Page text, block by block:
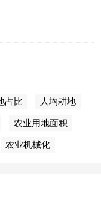
占比 人均耕地
农业用地面积
农业机械化